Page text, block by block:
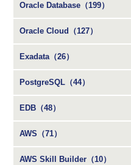
Oracle Database（199）
Oracle Cloud（127）
Exadata（26）
PostgreSQL（44）
EDB（48）
AWS（71）
AWS Skill Builder（10）